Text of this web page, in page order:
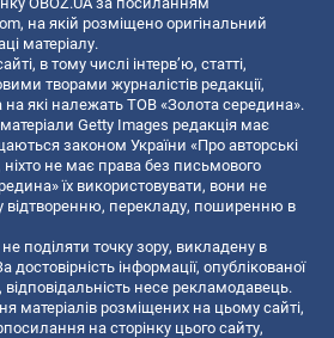
, на якій розміщено оригінальний
матеріалу.
в тому числі інтерв’ю, статті,
творами журналістів редакції,
які належать ТОВ «Золота середина».
Getty Images редакція має
законом України «Про авторські
ніхто не має права без письмового
їх використовувати, вони не
відтворенню, перекладу, поширенню в
поділяти точку зору, викладену в
достовірність інформації, опублікованої
несе рекламодавець.
матеріалів розміщених на цьому сайті,
на сторінку цього сайту,